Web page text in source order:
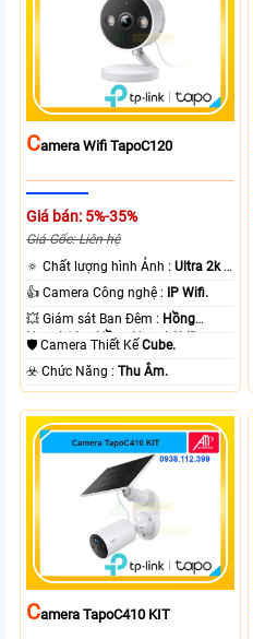
CAmera Wifi TapoC120
Giá bán: 5%-35%
Giá Gốc: Liên hệ
🔅 Chất lượng hình Ảnh :Ultra 2k +
.
👍 Camera Công nghệ :
IP Wifi.
💥 Giám sát Ban Đêm : Hồng
Ngoại 10m Hồng Ngoại SMD.
🛡 Camera Thiết KếCube.
️☣️ Chức Năng :Thu Âm.
CAmera TapoC410 KIT